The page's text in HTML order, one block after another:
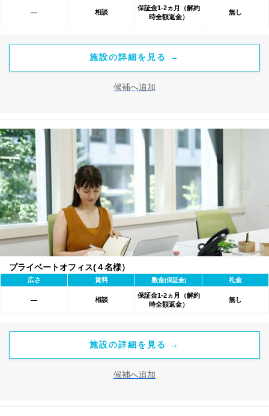
― 相談
保証金1-2ヵ月（解約
時全額返金）
無し
施設の詳細を見る →
候補へ追加
プライベートオフィス(４名様）
広さ 賃料 敷金(保証金) 礼金
― 相談
保証金1-2ヵ月（解約
時全額返金）
無し
施設の詳細を見る →
候補へ追加